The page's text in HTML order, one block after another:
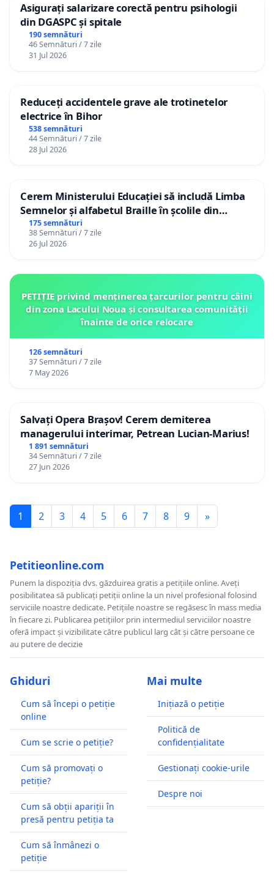
Asigurați salarizare corectă pentru psihologii
din DGASPC și spitale
190 semnături
46 Semnături / 7 zile
31 Jul 2026
Reduceți accidentele grave ale trotinetelor
electrice în Bihor
538 semnături
44 Semnături / 7 zile
28 Jul 2026
Cerem Ministerului Educației să includă Limba
Semnelor și alfabetul Braille în școlile din
Republica Moldova!
175 semnături
38 Semnături / 7 zile
26 Jul 2026
PETIȚIE privind menținerea țarcurilor pentru câini
din zona Lacului Noua și consultarea comunității
înainte de orice relocare
126 semnături
37 Semnături / 7 zile
7 May 2026
Salvați Opera Brașov! Cerem demiterea
managerului interimar, Petrean Lucian-Marius!
1 891 semnături
34 Semnături / 7 zile
27 Jun 2026
1 2 3 4 5 6 7 8 9 »
Petitieonline.com
Punem la dispoziția dvs. găzduirea gratis a petițiile online. Aveți
posibilitatea să publicați petiții online la un nivel profesional folosind
serviciile noastre dedicate. Petițiile noastre se regăsesc în mass media
în fiecare zi. Publicarea petițiilor prin intermediul serviciilor noastre
oferă impact și vizibilitate către publicul larg cât și către persoane ce
au putere de decizie
Ghiduri
Cum să începi o petiție
online
Cum se scrie o petiție?
Cum să promovați o
petiție?
Cum să obții apariții în
presă pentru petiția ta
Cum să înmânezi o
petiție
Mai multe
Inițiază o petiție
Politică de
confidențialitate
Gestionați cookie-urile
Despre noi